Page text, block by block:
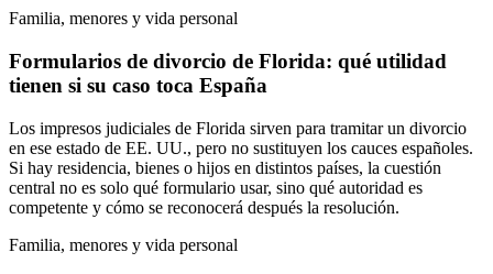
Familia, menores y vida personal
Formularios de divorcio de Florida: qué utilidad
tienen si su caso toca España
Los impresos judiciales de Florida sirven para tramitar un divorcio
en ese estado de EE. UU., pero no sustituyen los cauces españoles.
Si hay residencia, bienes o hijos en distintos países, la cuestión
central no es solo qué formulario usar, sino qué autoridad es
competente y cómo se reconocerá después la resolución.
Familia, menores y vida personal